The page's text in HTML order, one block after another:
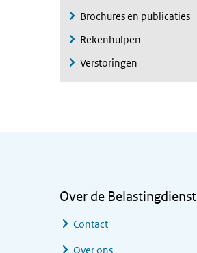
Brochures en publicaties
Rekenhulpen
Verstoringen
Over de Belastingdienst
Contact
Over ons